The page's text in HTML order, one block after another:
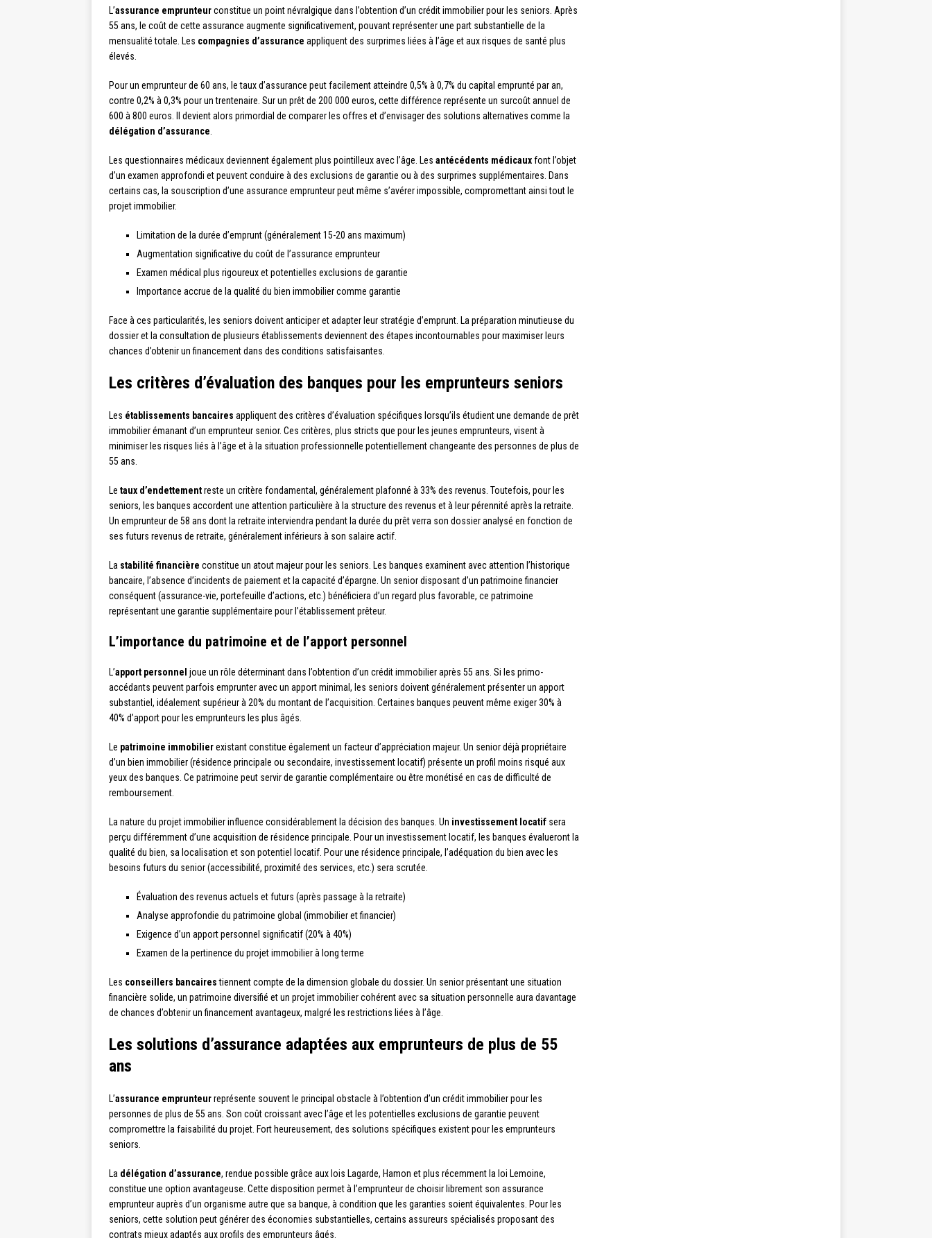
L’assurance emprunteurconstitue un point névralgique dans l’obtention d’un crédit immobilier pour les seniors. Après
55 ans, le coût de cette assurance augmente significativement, pouvant représenter une part substantielle de la
mensualité totale. Les compagnies d’assurance appliquent des surprimes liées à l’âge et aux risques de santé plus
élevés.
Pour un emprunteur de 60 ans, le taux d’assurance peut facilement atteindre 0,5% à 0,7% du capital emprunté par an,
contre 0,2% à 0,3% pour un trentenaire. Sur un prêt de 200 000 euros, cette différence représente un surcoût annuel de
600 à 800 euros. Il devient alors primordial de comparer les offres et d’envisager des solutions alternatives comme la
délégation d’assurance
Les questionnaires médicaux deviennent également plus pointilleux avec l’âge. Les antécédents médicauxfont l’objet
d’un examen approfondi et peuvent conduire à des exclusions de garantie ou à des surprimes supplémentaires. Dans
certains cas, la souscription d’une assurance emprunteur peut même s’avérer impossible, compromettant ainsi tout le
projet immobilier.
Limitation de la durée d’emprunt (généralement 15-20 ans maximum)
Augmentation significative du coût de l’assurance emprunteur
Examen médical plus rigoureux et potentielles exclusions de garantie
Importance accrue de la qualité du bien immobilier comme garantie
Face à ces particularités, les seniors doivent anticiper et adapter leur stratégie d’emprunt. La préparation minutieuse du
dossier et la consultation de plusieurs établissements deviennent des étapes incontournables pour maximiser leurs
chances d’obtenir un financement dans des conditions satisfaisantes.
Les critères d’évaluation des banques pour les emprunteurs seniors
Les établissements bancaires appliquent des critères d’évaluation spécifiques lorsqu’ils étudient une demande de prêt
immobilier émanant d’un emprunteur senior. Ces critères, plus stricts que pour les jeunes emprunteurs, visent à
minimiser les risques liés à l’âge et à la situation professionnelle potentiellement changeante des personnes de plus de
55 ans.
Le taux d’endettementreste un critère fondamental, généralement plafonné à 33% des revenus. Toutefois, pour les
seniors, les banques accordent une attention particulière à la structure des revenus et à leur pérennité après la retraite.
Un emprunteur de 58 ans dont la retraite interviendra pendant la durée du prêt verra son dossier analysé en fonction de
ses futurs revenus de retraite, généralement inférieurs à son salaire actif.
La stabilité financière constitue un atout majeur pour les seniors. Les banques examinent avec attention l’historique
bancaire, l’absence d’incidents de paiement et la capacité d’épargne. Un senior disposant d’un patrimoine financier
conséquent (assurance-vie, portefeuille d’actions, etc.) bénéficiera d’un regard plus favorable, ce patrimoine
représentant une garantie supplémentaire pour l’établissement prêteur.
L’importance du patrimoine et de l’apport personnel
L’apport personnel joue un rôle déterminant dans l’obtention d’un crédit immobilier après 55 ans. Si les primo-
accédants peuvent parfois emprunter avec un apport minimal, les seniors doivent généralement présenter un apport
substantiel, idéalement supérieur à 20% du montant de l’acquisition. Certaines banques peuvent même exiger 30% à
40% d’apport pour les emprunteurs les plus âgés.
Le patrimoine immobilierexistant constitue également un facteur d’appréciation majeur. Un senior déjà propriétaire
d’un bien immobilier (résidence principale ou secondaire, investissement locatif) présente un profil moins risqué aux
yeux des banques. Ce patrimoine peut servir de garantie complémentaire ou être monétisé en cas de difficulté de
remboursement.
La nature du projet immobilier influence considérablement la décision des banques. Un investissement locatif sera
perçu différemment d’une acquisition de résidence principale. Pour un investissement locatif, les banques évalueront la
qualité du bien, sa localisation et son potentiel locatif. Pour une résidence principale, l’adéquation du bien avec les
besoins futurs du senior (accessibilité, proximité des services, etc.) sera scrutée.
Évaluation des revenus actuels et futurs (après passage à la retraite)
Analyse approfondie du patrimoine global (immobilier et financier)
Exigence d’un apport personnel significatif (20% à 40%)
Examen de la pertinence du projet immobilier à long terme
Les conseillers bancairestiennent compte de la dimension globale du dossier. Un senior présentant une situation
financière solide, un patrimoine diversifié et un projet immobilier cohérent avec sa situation personnelle aura davantage
de chances d’obtenir un financement avantageux, malgré les restrictions liées à l’âge.
Les solutions d’assurance adaptées aux emprunteurs de plus de 55
ans
L’assurance emprunteurreprésente souvent le principal obstacle à l’obtention d’un crédit immobilier pour les
personnes de plus de 55 ans. Son coût croissant avec l’âge et les potentielles exclusions de garantie peuvent
compromettre la faisabilité du projet. Fort heureusement, des solutions spécifiques existent pour les emprunteurs
seniors.
La délégation d’assurance, rendue possible grâce aux lois Lagarde, Hamon et plus récemment la loi Lemoine,
constitue une option avantageuse. Cette disposition permet à l’emprunteur de choisir librement son assurance
emprunteur auprès d’un organisme autre que sa banque, à condition que les garanties soient équivalentes. Pour les
seniors, cette solution peut générer des économies substantielles, certains assureurs spécialisés proposant des
contrats mieux adaptés aux profils des emprunteurs âgés.